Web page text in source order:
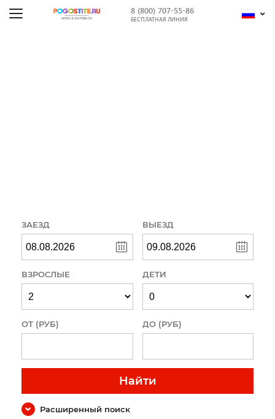
8 (800) 707-55-86
БЕСПЛАТНАЯ ЛИНИЯ
ЗАЕЗД ВЫЕЗД
ВЗРОСЛЫЕ ДЕТИ
ОТ (РУБ) ДО (РУБ)
Найти
Расширенный поиск